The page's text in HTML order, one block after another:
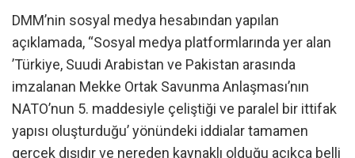
DMM’nin sosyal medya hesabından yapılan
açıklamada, “Sosyal medya platformlarında yer alan
’Türkiye, Suudi Arabistan ve Pakistan arasında
imzalanan Mekke Ortak Savunma Anlaşması’nın
NATO’nun 5. maddesiyle çeliştiği ve paralel bir ittifak
yapısı oluşturduğu’ yönündeki iddialar tamamen
gerçek dışıdır ve nereden kaynaklı olduğu açıkça belli